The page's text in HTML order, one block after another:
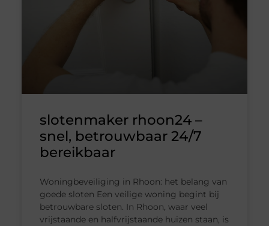
slotenmaker rhoon24 –
snel, betrouwbaar 24/7
bereikbaar
Woningbeveiliging in Rhoon: het belang van
goede sloten Een veilige woning begint bij
betrouwbare sloten. In Rhoon, waar veel
vrijstaande en halfvrijstaande huizen staan, is